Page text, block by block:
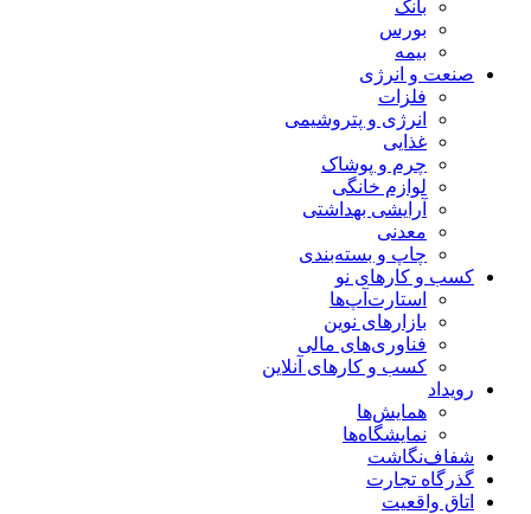
بانک
بورس
بیمه
صنعت و انرژی
فلزات
انرژی و پتروشیمی
غذایی
چرم و پوشاک
لوازم خانگی
آرایشی بهداشتی
معدنی
چاپ و بسته‌بندی
کسب و کارهای نو
استارت‌آپ‌ها
بازارهای نوین
فناوری‌های مالی
کسب و کارهای آنلاین
رویداد
همایش‌ها
نمایشگاه‌ها
شفاف‌نگاشت
گذرگاه تجارت
اتاق واقعیت